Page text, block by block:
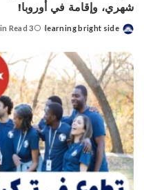
شهري، وإقامة في أوروبا!
Posted
learning bright side
3 Min Read